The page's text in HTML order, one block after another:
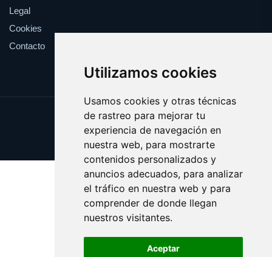
Utilizamos cookies
Usamos cookies y otras técnicas
de rastreo para mejorar tu
experiencia de navegación en
nuestra web, para mostrarte
contenidos personalizados y
anuncios adecuados, para analizar
el tráfico en nuestra web y para
comprender de donde llegan
nuestros visitantes.
Aceptar
Legal
Cookies
Contacto
Update cookies preferences
Copyright © 2025 farmaco.es